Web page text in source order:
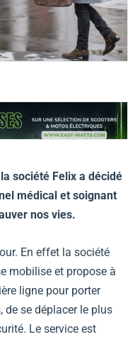
société Felix a décidé
médical et soignant
nos vies.
En effet la société
mobilise et propose à
ligne pour porter
de se déplacer le plus
Le service est